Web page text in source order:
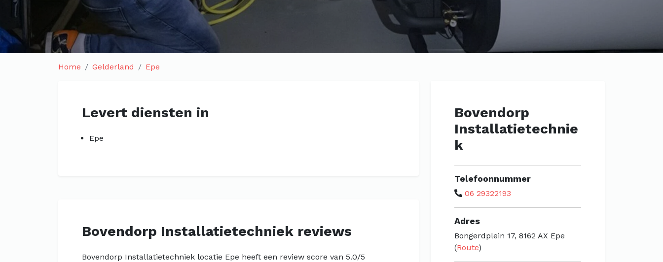
Home Gelderland Epe
Levert diensten in
Epe
Bovendorp Installatietechniek reviews
Bovendorp Installatietechniek locatie Epe heeft een review score van 5.0/5
Bovendorp
Installatietechnie
k
Telefoonnummer
06 29322193
Adres
Bongerdplein 17, 8162 AX Epe
(Route)